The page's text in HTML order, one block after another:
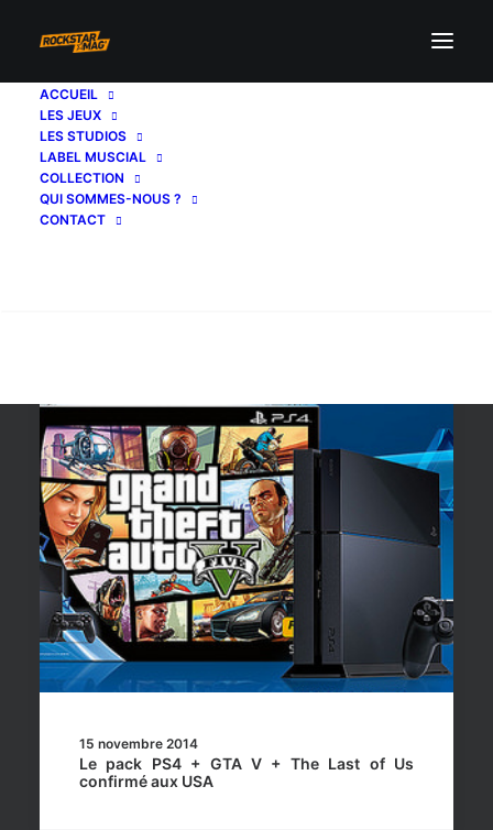
ACCUEIL
LES JEUX
LES STUDIOS
LABEL MUSCIAL
COLLECTION
QUI SOMMES-NOUS ?
CONTACT
pack ps4 gta 5 the last of
15 novembre 2014
Le pack PS4 + GTA V + The Last of Us
confirmé aux USA